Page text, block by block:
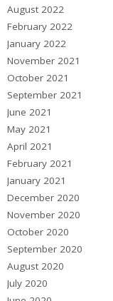
August 2022
February 2022
January 2022
November 2021
October 2021
September 2021
June 2021
May 2021
April 2021
February 2021
January 2021
December 2020
November 2020
October 2020
September 2020
August 2020
July 2020